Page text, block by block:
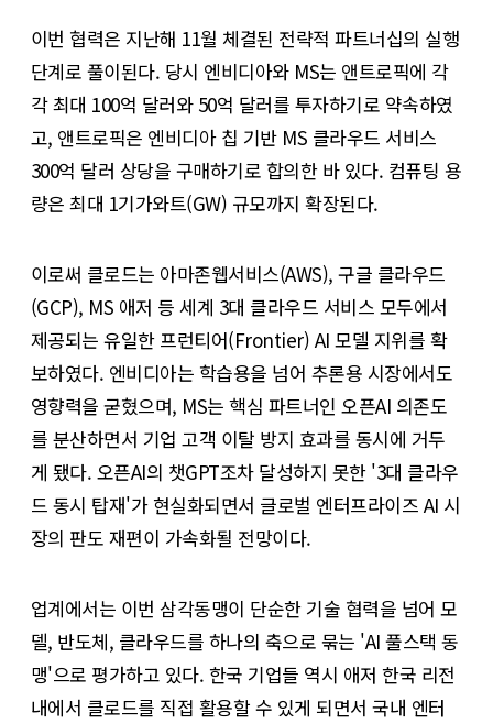
이번 협력은 지난해 11월 체결된 전략적 파트너십의 실행
단계로 풀이된다. 당시 엔비디아와 MS는 앤트로픽에 각
각 최대 100억 달러와 50억 달러를 투자하기로 약속하였
고, 앤트로픽은 엔비디아 칩 기반 MS 클라우드 서비스
300억 달러 상당을 구매하기로 합의한 바 있다. 컴퓨팅 용
량은 최대 1기가와트(GW) 규모까지 확장된다.
이로써 클로드는 아마존웹서비스(AWS), 구글 클라우드
(GCP), MS 애저 등 세계 3대 클라우드 서비스 모두에서
제공되는 유일한 프런티어(Frontier) AI 모델 지위를 확
보하였다. 엔비디아는 학습용을 넘어 추론용 시장에서도
영향력을 굳혔으며, MS는 핵심 파트너인 오픈AI 의존도
를 분산하면서 기업 고객 이탈 방지 효과를 동시에 거두
게 됐다. 오픈AI의 챗GPT조차 달성하지 못한 '3대 클라우
드 동시 탑재'가 현실화되면서 글로벌 엔터프라이즈 AI 시
장의 판도 재편이 가속화될 전망이다.
업계에서는 이번 삼각동맹이 단순한 기술 협력을 넘어 모
델, 반도체, 클라우드를 하나의 축으로 묶는 'AI 풀스택 동
맹'으로 평가하고 있다. 한국 기업들 역시 애저 한국 리전
내에서 클로드를 직접 활용할 수 있게 되면서 국내 엔터